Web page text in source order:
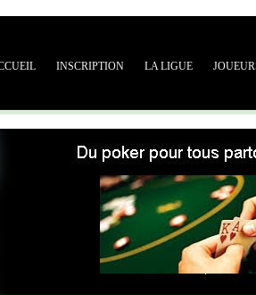
INSCRIPTION LA LIGUE